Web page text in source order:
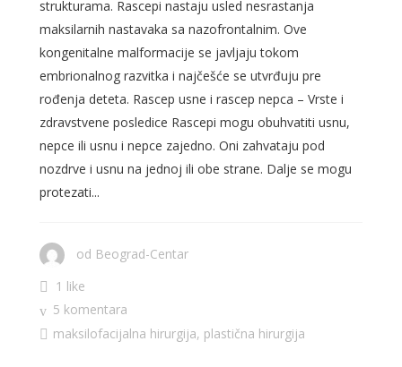
strukturama. Rascepi nastaju usled nesrastanja
maksilarnih nastavaka sa nazofrontalnim. Ove
kongenitalne malformacije se javljaju tokom
embrionalnog razvitka i najčešće se utvrđuju pre
rođenja deteta. Rascep usne i rascep nepca – Vrste i
zdravstvene posledice Rascepi mogu obuhvatiti usnu,
nepce ili usnu i nepce zajedno. Oni zahvataju pod
nozdrve i usnu na jednoj ili obe strane. Dalje se mogu
protezati...
od Beograd-Centar
1 like
5 komentara
maksilofacijalna hirurgija, plastična hirurgija